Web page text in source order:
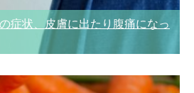
症状、皮膚に出たり腹痛になっ